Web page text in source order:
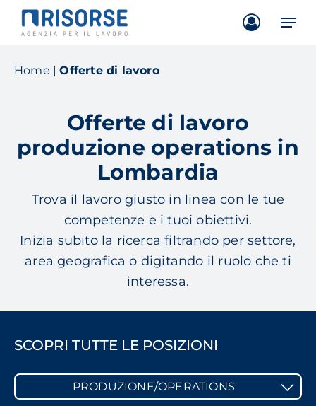
Skip
content
Home |Offerte di lavoro
Offerte di lavoro
produzione operations in
Lombardia
Trova il lavoro giusto in linea con le tue
competenze e i tuoi obiettivi.
Inizia subito la ricerca filtrando per settore,
area geografica o digitando il ruolo che ti
interessa.
SCOPRI TUTTE LE POSIZIONI
PRODUZIONE/OPERATIONS